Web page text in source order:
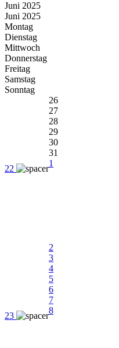
Juni 2025
Juni 2025
Montag
Dienstag
Mittwoch
Donnerstag
Freitag
Samstag
Sonntag
22
26
27
28
29
30
31
1
23
2
3
4
5
6
7
8